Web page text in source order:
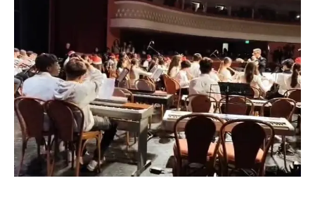
NETWORK
Lacplay.it
Lactv.it
Laconair.it